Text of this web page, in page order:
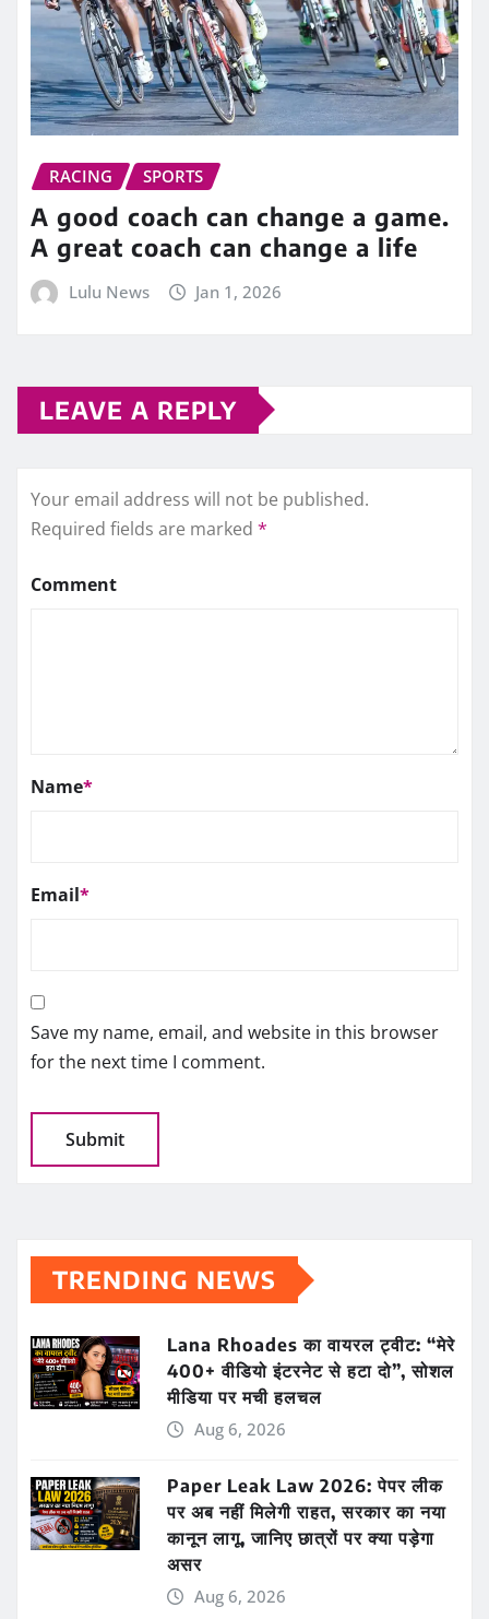
RACING SPORTS
A good coach can change a game.
A great coach can change a life
Lulu News Jan 1, 2026
LEAVE A REPLY
Your email address will not be published.
Required fields are marked *
Comment
Name*
Email*
Save my name, email, and website in this browser
for the next time I comment.
TRENDING NEWS
Lana Rhoades का वायरल ट्वीट: “मेरे
400+ वीडियो इंटरनेट से हटा दो”, सोशल
मीडिया पर मची हलचल
Aug 6, 2026
Paper Leak Law 2026: पेपर लीक
पर अब नहीं मिलेगी राहत, सरकार का नया
कानून लागू, जानिए छात्रों पर क्या पड़ेगा
असर
Aug 6, 2026